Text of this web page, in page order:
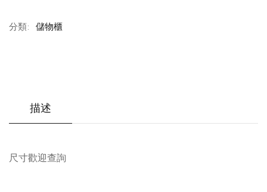
分類: 儲物櫃
描述
尺寸歡迎查詢